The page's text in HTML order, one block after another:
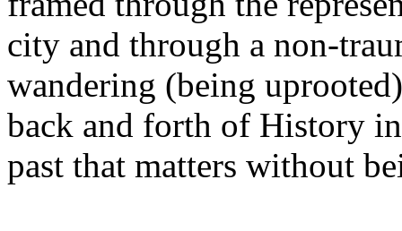
city and through a non-
wandering (being
back and forth of History
past that matters without